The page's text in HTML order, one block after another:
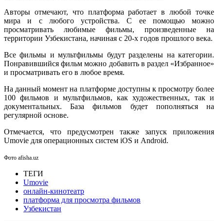
Авторы отмечают, что платформа работает в любой точке
мира и с любого устройства. С ее помощью можно
просматривать любимые фильмы, произведенные на
территории Узбекистана, начиная с 20-х годов прошлого века.
Все фильмы и мультфильмы будут разделены на категории.
Понравившийся фильм можно добавить в раздел «Избранное»
и просматривать его в любое время.
На данный момент на платформе доступны к просмотру более
100 фильмов и мультфильмов, как художественных, так и
документальных. База фильмов будет пополняться на
регулярной основе.
Отмечается, что предусмотрен также запуск приложения
Umovie для операционных систем iOS и Android.
Фото afisha.uz
ТЕГИ
Umovie
онлайн-кинотеатр
платформа для просмотра фильмов
Узбекистан